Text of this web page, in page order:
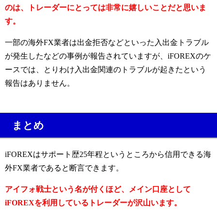
のは、トレーダーにとっては非常に嬉しいことだと思いま
す。
一部の海外FX業者は出金拒否などといった入出金トラブル
が発生したなどの事例が報告されていますが、iFOREXのケ
ースでは、とりわけ入出金関連のトラブルが起きたという
報告はありません。
まとめ
iFOREXはサポート歴25年程というところから信用できる海
外FX業者であると断言できます。
アイフォ戦士という名が付くほど、メイン口座として
iFOREXを利用しているトレーダーが沢山います。